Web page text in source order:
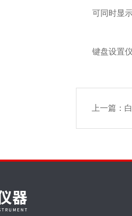
可同时显示
键盘设置仪
上一篇：